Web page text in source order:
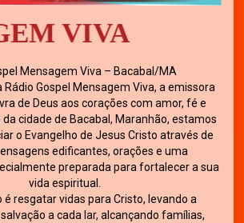
Mensagem Viva – Bacabal/MA
Gospel Mensagem Viva, a emissora
de Deus aos corações com amor, fé e
cidade de Bacabal, Maranhão, estamos
o Evangelho de Jesus Cristo através de
edificantes, orações e uma
preparada para fortalecer a sua
vida espiritual.
é resgatar vidas para Cristo, levando a
a cada lar, alcançando famílias,